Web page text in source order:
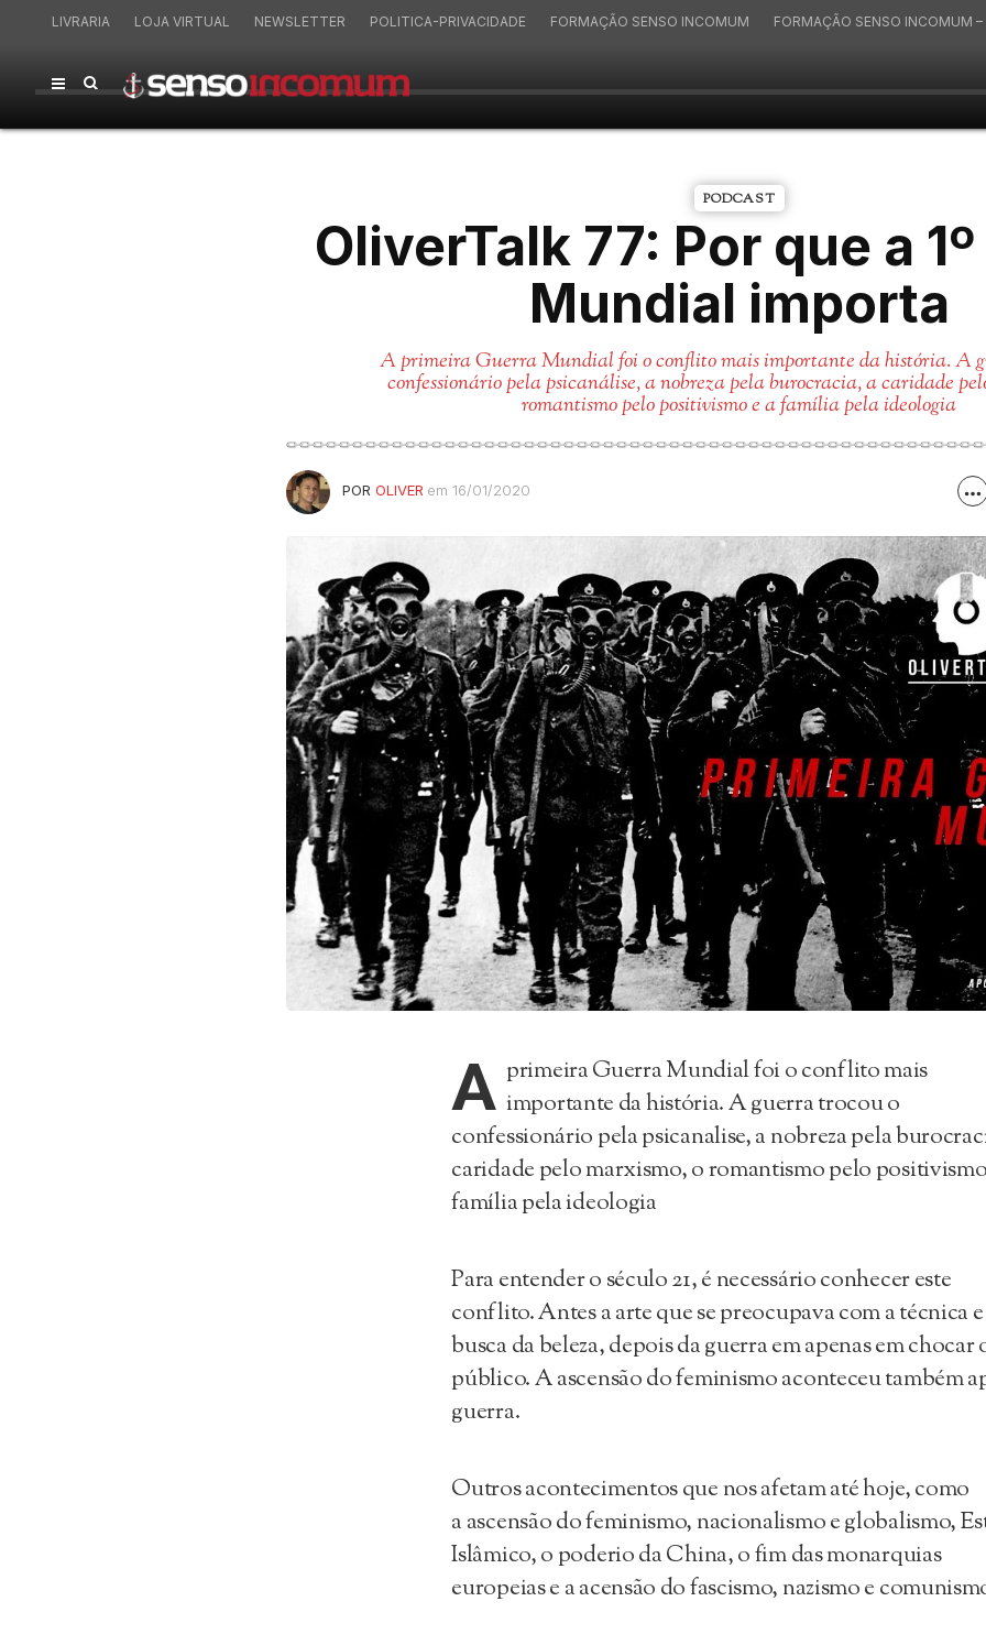
LIVRARIA LOJA VIRTUAL NEWSLETTER POLITICA-PRIVACIDADE FORMAÇÃO SENSO INCOMUM FORMAÇÃO SENSO INCOMUM –
PODCAST
OliverTalk 77: Por que a
Mundial importa
A primeira Guerra Mundial foi o conflito mais importante da história. A
confessionário pela psicanálise, a nobreza pela burocracia, a caridade
romantismo pelo positivismo e a família pela ideologia
POROLIVER em 16/01/2020
A primeira Guerra Mundial foi o conflito mais
importante da história. A guerra trocou o
confessionário pela psicanalise, a nobreza pela
caridade pelo marxismo, o romantismo pelo
família pela ideologia
Para entender o século 21, é necessário conhecer este
conflito. Antes a arte que se preocupava com a técnica
busca da beleza, depois da guerra em apenas em chocar
público. A ascensão do feminismo aconteceu também
guerra.
Outros acontecimentos que nos afetam até hoje, como
a ascensão do feminismo, nacionalismo e globalismo,
Islâmico, o poderio da China, o fim das monarquias
europeias e a acensão do fascismo, nazismo e